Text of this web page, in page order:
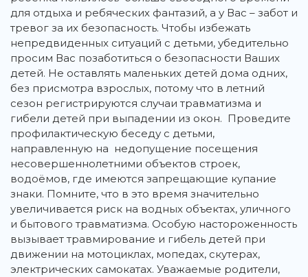
для отдыха и ребяческих фантазий, а у Вас – забот и
тревог за их безопасность. Чтобы избежать
непредвиденных ситуаций с детьми, убедительно
просим Вас позаботиться о безопасности Ваших
детей. Не оставлять маленьких детей дома одних,
без присмотра взрослых, потому что в летний
сезон регистрируются случаи травматизма и
гибели детей при выпадении из окон. Проведите
профилактическую беседу с детьми,
направленную на недопущение посещения
несовершеннолетними объектов строек,
водоёмов, где имеются запрещающие купание
знаки. Помните, что в это время значительно
увеличивается риск на водных объектах, уличного
и бытового травматизма. Особую настороженность
вызывает травмирование и гибель детей при
движении на мотоциклах, мопедах, скутерах,
электрических самокатах. Уважаемые родители,